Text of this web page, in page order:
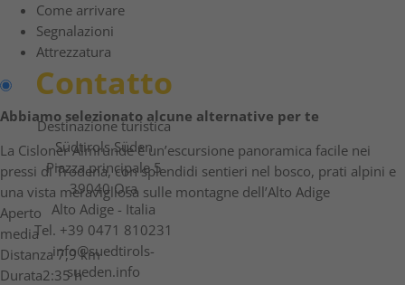
Come arrivare
Segnalazioni
Attrezzatura
Abbiamo selezionato alcune alternative per te
La Cisloner Almrunde è un’escursione panoramica facile nei
pressi di Trodena, con splendidi sentieri nel bosco, prati alpini e
una vista meravigliosa sulle montagne dell’Alto Adige
Aperto
media
Distanza7,9 km
Durata2:35 h
Contatto
Destinazione turistica
Südtirols Süden
Piazza principale 5
39040 Ora
Alto Adige - Italia
Tel. +39 0471 810231
info@suedtirols-
sueden.info